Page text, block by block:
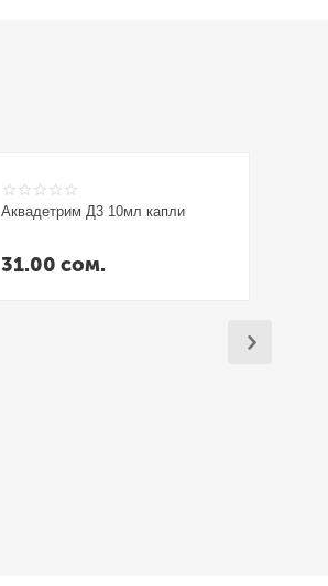
Аквадетрим Д3 10мл капли
31.00 сом.